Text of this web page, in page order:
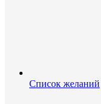
Список желаний